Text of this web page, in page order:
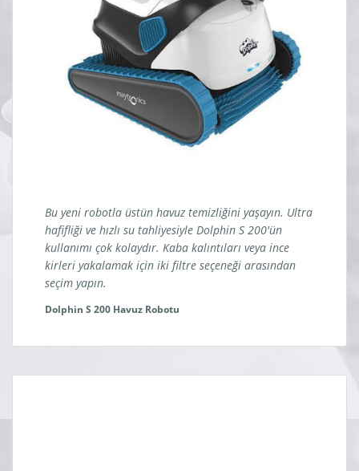
Bu yeni robotla üstün havuz temizliğini yaşayın. Ultra
hafifliği ve hızlı su tahliyesiyle Dolphin S 200'ün
kullanımı çok kolaydır. Kaba kalıntıları veya ince
kirleri yakalamak için iki filtre seçeneği arasından
seçim yapın.
Dolphin S 200 Havuz Robotu